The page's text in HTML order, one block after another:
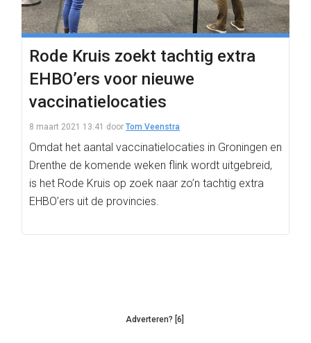
Rode Kruis zoekt tachtig extra
EHBO’ers voor nieuwe
vaccinatielocaties
8 maart 2021 13:41 door Tom Veenstra
Omdat het aantal vaccinatielocaties in Groningen en
Drenthe de komende weken flink wordt uitgebreid,
is het Rode Kruis op zoek naar zo’n tachtig extra
EHBO’ers uit de provincies.
Adverteren? [6]